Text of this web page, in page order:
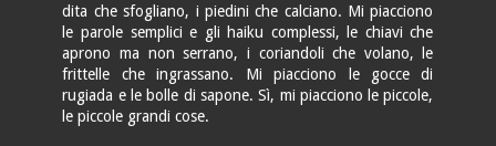
dita che sfogliano, i piedini che calciano. Mi piacciono
le parole semplici e gli haiku complessi, le chiavi che
aprono ma non serrano, i coriandoli che volano, le
frittelle che ingrassano. Mi piacciono le gocce di
rugiada e le bolle di sapone. Sì, mi piacciono le piccole,
le piccole grandi cose.